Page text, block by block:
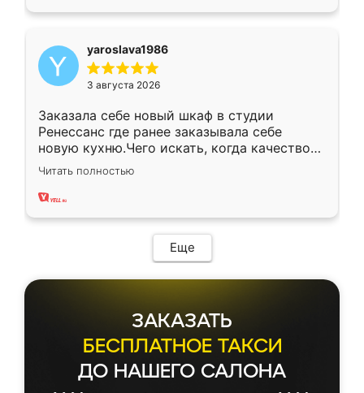
yaroslava1986
3 августа 2026
Заказала себе новый шкаф в студии
Ренессанс где ранее заказывала себе
новую кухню.Чего искать, когда качеством
вполне довольна. Служит кухня уже почти
два года, нареканий нет.
Читать полностью
Еще
ЗАКАЗАТЬ
БЕСПЛАТНОЕ ТАКСИ
ДО НАШЕГО САЛОНА